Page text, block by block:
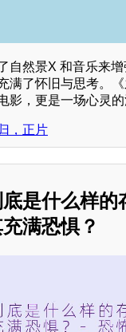
自然景X 和音乐来
满了怀旧与思考。
影，更是一场心灵的
，正片
是什么样的
满恐惧？